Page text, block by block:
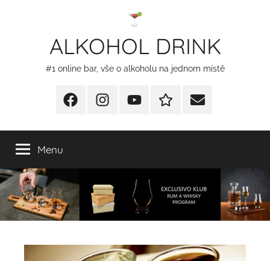
ALKOHOL DRINK
#1 online bar, vše o alkoholu na jednom místě
FacebookInstagram
YT
Redakční
E-
Menu